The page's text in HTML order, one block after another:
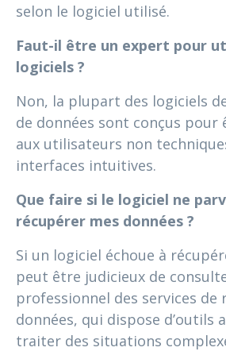
selon le logiciel utilisé.
Faut-il être un expert pour
logiciels ?
Non, la plupart des logiciels
de données sont conçus pour
aux utilisateurs non
interfaces intuitives.
Que faire si le logiciel ne
récupérer mes données ?
Si un logiciel échoue à
peut être judicieux de
professionnel des services de
données, qui dispose d’outils
traiter des situations